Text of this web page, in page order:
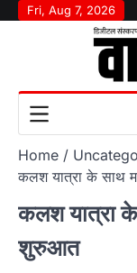
SkipFri, Aug 7, 2026
Home
कलश यात्रा के साथ
कलश यात्रा के
शुरुआत